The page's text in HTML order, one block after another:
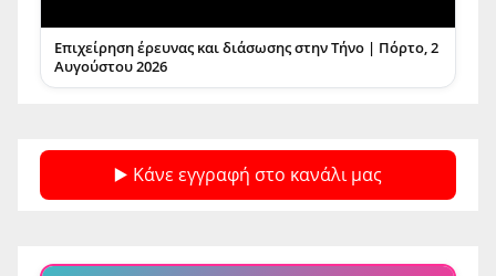
Επιχείρηση έρευνας και διάσωσης στην Τήνο | Πόρτο, 2
Αυγούστου 2026
▶️ Κάνε εγγραφή στο κανάλι μας